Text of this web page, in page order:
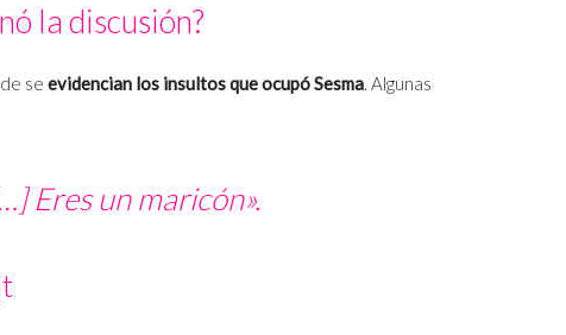
la discusión?
se evidencian los insultos que ocupó Sesma. Algunas
Eres un maricón».